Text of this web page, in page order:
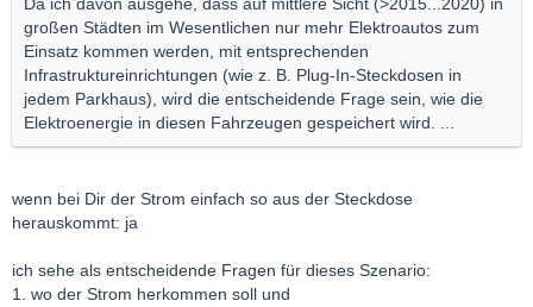
Da ich davon ausgehe, dass auf mittlere Sicht (>2015...2020) in
großen Städten im Wesentlichen nur mehr Elektroautos zum
Einsatz kommen werden, mit entsprechenden
Infrastruktureinrichtungen (wie z. B. Plug-In-Steckdosen in
jedem Parkhaus), wird die entscheidende Frage sein, wie die
Elektroenergie in diesen Fahrzeugen gespeichert wird. ...
wenn bei Dir der Strom einfach so aus der Steckdose
herauskommt: ja
ich sehe als entscheidende Fragen für dieses Szenario:
1. wo der Strom herkommen soll und